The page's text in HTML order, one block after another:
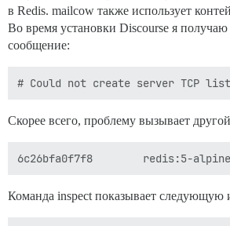
в Redis. mailcow также использует
Во время установки Discourse я
сообщение:
Скорее всего, проблему вызывает
Команда inspect показывает